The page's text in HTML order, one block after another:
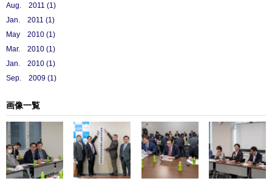
Aug. 2011 (1)
Jan. 2011 (1)
May 2010 (1)
Mar. 2010 (1)
Jan. 2010 (1)
Sep. 2009 (1)
画像一覧